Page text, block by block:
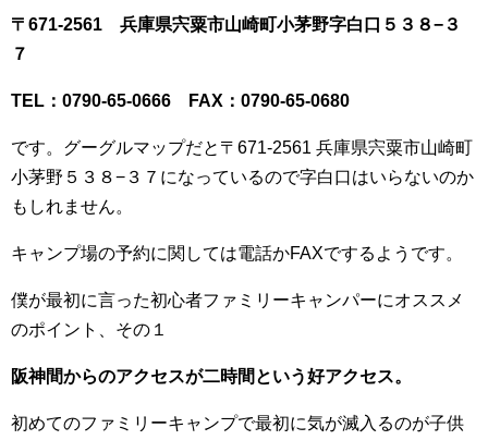
〒671-2561 兵庫県宍粟市山崎町小茅野字白口５３８−３
７
TEL：0790-65-0666 FAX：0790-65-0680
です。グーグルマップだと〒671-2561 兵庫県宍粟市山崎町
小茅野５３８−３７になっているので字白口はいらないのか
もしれません。
キャンプ場の予約に関しては電話かFAXでするようです。
僕が最初に言った初心者ファミリーキャンパーにオススメ
のポイント、その１
阪神間からのアクセスが二時間という好アクセス。
初めてのファミリーキャンプで最初に気が滅入るのが子供